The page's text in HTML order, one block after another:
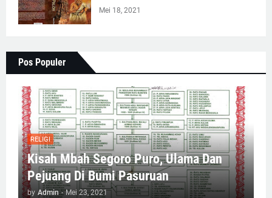
Mei 18, 2021
Pos Populer
RELIGI
Kisah Mbah Segoro Puro, Ulama Dan
Pejuang Di Bumi Pasuruan
by Admin - Mei 23, 2021